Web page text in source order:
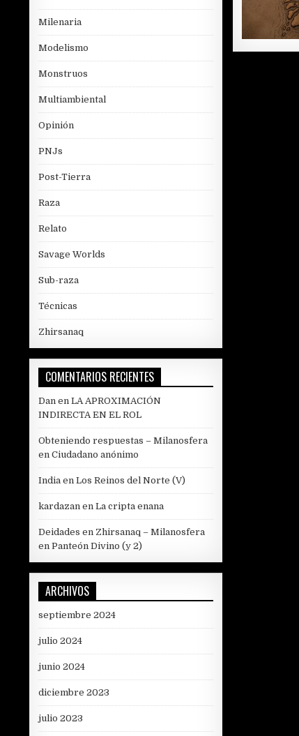
Milenaria
Modelismo
Monstruos
Multiambiental
Opinión
PNJs
Post-Tierra
Raza
Relato
Savage Worlds
Sub-raza
Técnicas
Zhirsanaq
COMENTARIOS RECIENTES
Dan en LA APROXIMACIÓN
INDIRECTA EN EL ROL
Obteniendo respuestas – Milanosfera
en Ciudadano anónimo
India en Los Reinos del Norte (V)
kardazan en La cripta enana
Deidades en Zhirsanaq – Milanosfera
en Panteón Divino (y 2)
ARCHIVOS
septiembre 2024
julio 2024
junio 2024
diciembre 2023
julio 2023